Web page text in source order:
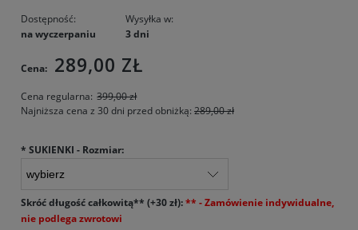
Dostępność:
na wyczerpaniu
Wysyłka w:
3 dni
Cena: 289,00 ZŁ
Cena regularna: 399,00 zł
Najniższa cena z 30 dni przed obniżką: 289,00 zł
* SUKIENKI - Rozmiar:
Skróć długość całkowitą** (+30 zł):